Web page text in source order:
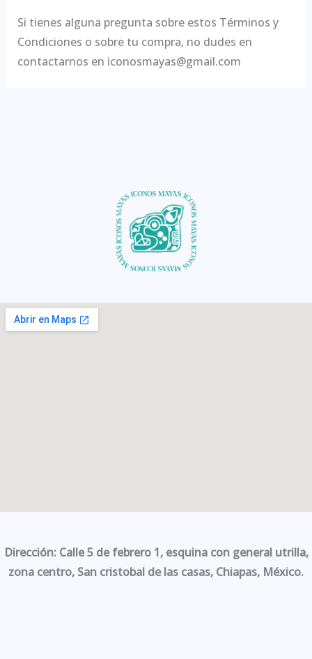
Si tienes alguna pregunta sobre estos Términos y
Condiciones o sobre tu compra, no dudes en
contactarnos en iconosmayas@gmail.com
Dirección: Calle 5 de febrero 1, esquina con general utrilla,
zona centro, San cristobal de las casas, Chiapas, México.